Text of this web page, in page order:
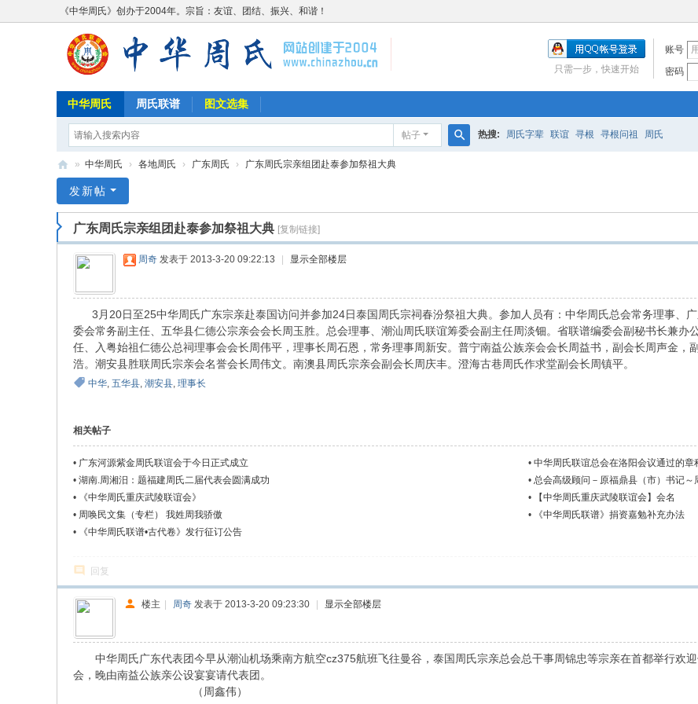
《中华周氏》创办于2004年。宗旨：友谊、团结、振兴、和谐！
账号
密码
只需一步，快速开始
中华周氏 周氏联谱 图文选集
帖子 热搜: 周氏字辈 联谊 寻根 寻根问祖 周氏
中
华
» 中华周氏 › 各地周氏 › 广东周氏 › 广东周氏宗亲组团赴泰参加祭祖大典
发新帖
广东周氏宗亲组团赴泰参加祭祖大典 [复制链接]
周奇 发表于 2013-3-20 09:22:13 显示全部楼层
3月20日至25中华周氏广东宗亲赴泰国访问并参加24日泰国周氏宗祠春汾祭祖大典。参加人员有：中华周氏总会常务理事、
委会常务副主任、五华县仁德公宗亲会会长周玉胜。总会理事、潮汕周氏联谊筹委会副主任周淡钿。省联谱编委会副秘书长兼办
任、入粤始祖仁德公总祠理事会会长周伟平，理事长周石恩，常务理事周新安。普宁南益公族亲会会长周益书，副会长周声金，
浩。潮安县胜联周氏宗亲会名誉会长周伟文。南澳县周氏宗亲会副会长周庆丰。澄海古巷周氏作求堂副会长周镇平。
中华, 五华县, 潮安县, 理事长
相关帖子
• 广东河源紫金周氏联谊会于今日正式成立 • 中华周氏联谊总会在洛阳会议通过的
• 湖南.周湘汨：题福建周氏二届代表会圆满成功 • 总会高级顾问－原福鼎县（市）书记～
•
《中华周氏重庆武陵联谊会》 •
【中华周氏重庆武陵联谊会】会名
• 周唤民文集（专栏） 我姓周我骄傲 •
《中华周氏联谱》捐资嘉勉补充办法
•
《中华周氏联谱•古代卷》发行征订公告
回复
楼主 | 周奇 发表于 2013-3-20 09:23:30 | 显示全部楼层
中华周氏广东代表团今早从潮汕机场乘南方航空cz375航班飞往曼谷，泰国周氏宗亲总会总干事周锦忠等宗亲在首都举行欢
会，晚由南益公族亲公设宴宴请代表团。
（周鑫伟）